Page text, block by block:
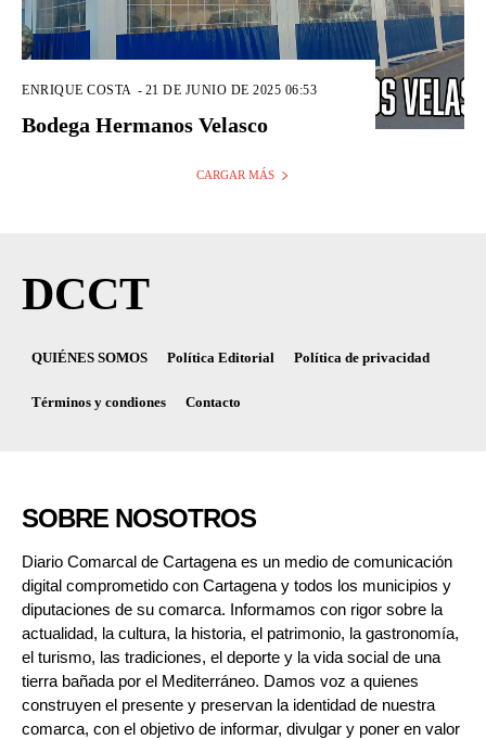
ENRIQUE COSTA - 21 DE JUNIO DE 2025 06:53
Bodega Hermanos Velasco
CARGAR MÁS
DCCT
QUIÉNES SOMOS Política Editorial Política de privacidad
Términos y condiones Contacto
SOBRE NOSOTROS
Diario Comarcal de Cartagena es un medio de comunicación
digital comprometido con Cartagena y todos los municipios y
diputaciones de su comarca. Informamos con rigor sobre la
actualidad, la cultura, la historia, el patrimonio, la gastronomía,
el turismo, las tradiciones, el deporte y la vida social de una
tierra bañada por el Mediterráneo. Damos voz a quienes
construyen el presente y preservan la identidad de nuestra
comarca, con el objetivo de informar, divulgar y poner en valor